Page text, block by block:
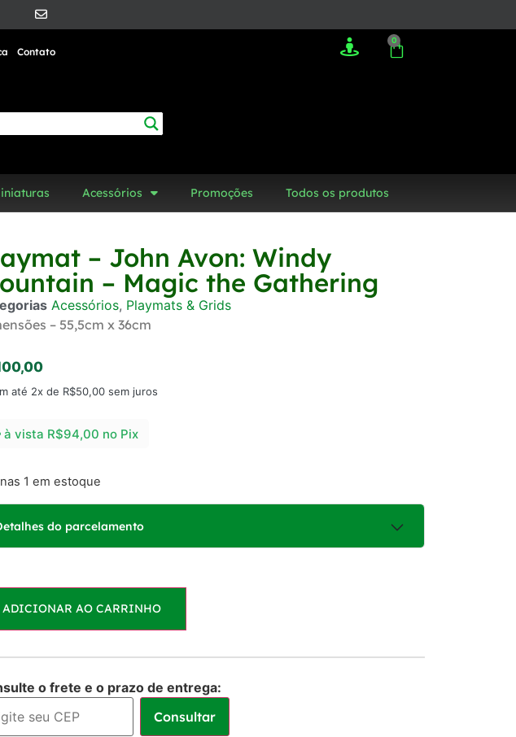
Contato
0
Acessórios Promoções Todos os produtos
– John Avon: Windy
– Magic the Gathering
Acessórios, Playmats & Grids
– 55,5cm x 36cm
até 2x de R$50,00 sem juros
à vista R$94,00 no Pix
1 em estoque
do parcelamento
1x deR$100,00sem juros
2x deR$50,00sem juros R$100,00
ADICIONAR AO CARRINHO
o frete e o prazo de entrega:
Consultar